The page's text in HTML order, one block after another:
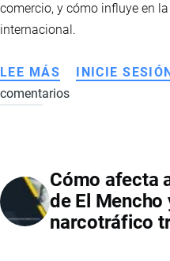
comercio, y cómo influye en
internacional.
LEE MÁS SOBRE
CRISIS
EN
ECUADOR:
CAUSAS,
INICIE SESIÓN
comentarios
Cómo afecta
de El Mencho
narcotráfico